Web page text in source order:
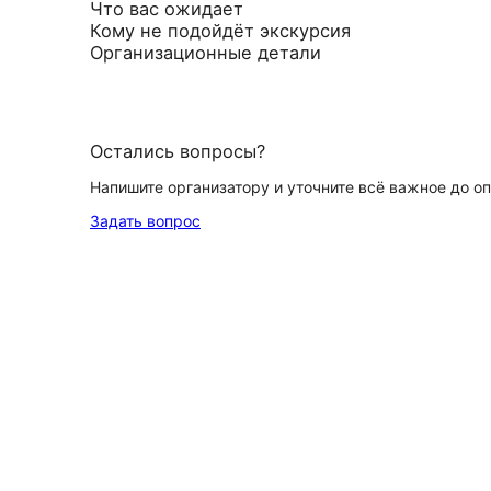
Что вас ожидает
Кому не подойдёт экскурсия
Организационные детали
Остались вопросы?
Напишите организатору и уточните всё важное до
Задать вопрос